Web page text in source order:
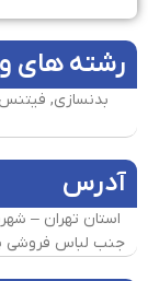
رشته های
بدنسازی,
آدرس
استان تهران –
جنب لباس فروشی